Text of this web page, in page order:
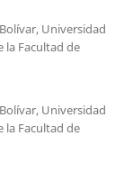
Universidad
la Facultad de
Universidad
la Facultad de